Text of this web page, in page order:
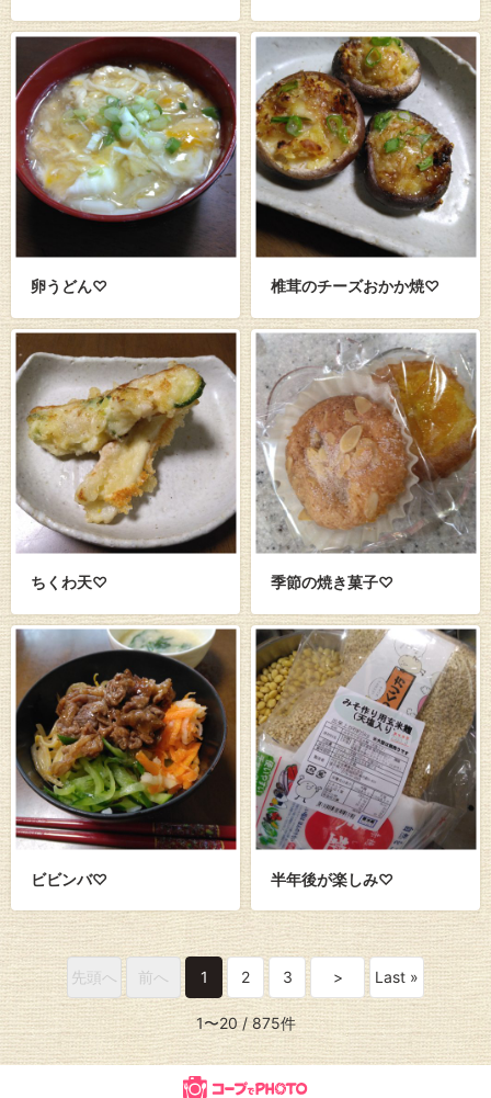
卵うどん♡ 椎茸のチーズおかか焼♡
ちくわ天♡ 季節の焼き菓子♡
ビビンバ♡ 半年後が楽しみ♡
先頭へ 前へ 1 2 3 > Last »
1〜20/ 875件